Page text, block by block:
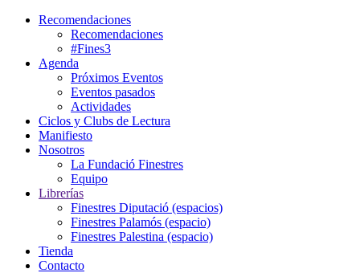
Recomendaciones
Recomendaciones
#Fines3
Agenda
Próximos Eventos
Eventos pasados
Actividades
Ciclos y Clubs de Lectura
Manifiesto
Nosotros
La Fundació Finestres
Equipo
Librerías
Finestres Diputació (espacios)
Finestres Palamós (espacio)
Finestres Palestina (espacio)
Tienda
Contacto